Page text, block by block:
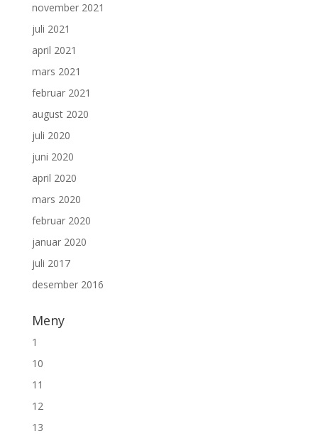
november 2021
juli 2021
april 2021
mars 2021
februar 2021
august 2020
juli 2020
juni 2020
april 2020
mars 2020
februar 2020
januar 2020
juli 2017
desember 2016
Meny
1
10
11
12
13